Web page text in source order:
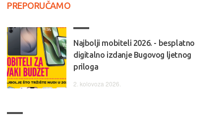
PREPORUČAMO
Najbolji mobiteli 2026. - besplatno
digitalno izdanje Bugovog ljetnog
priloga
2. kolovoza 2026.